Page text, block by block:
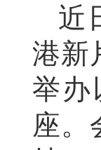
近
港新
举办
座。